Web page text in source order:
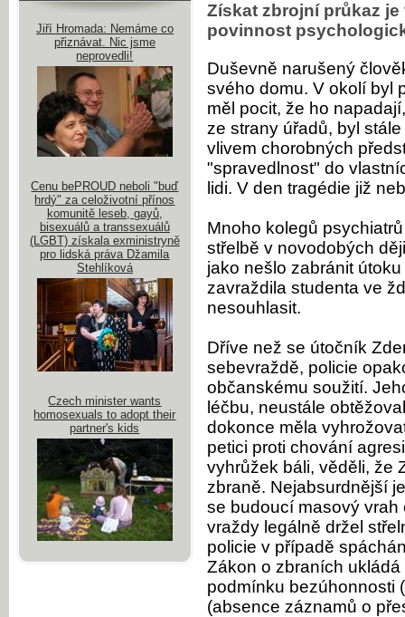
Získat zbrojní průkaz
povinnost
Duševně narušený
svého domu. V okolí byl
měl pocit, že ho
ze strany úřadů, byl
vlivem chorobných
"spravedlnost" do
lidi. V den tragédie již
Mnoho kolegů
střelbě v novodobých
jako nešlo zabránit
zavraždila studenta ve
nesouhlasit.
Dříve než se útočník
sebevraždě, policie
občanskému soužití.
léčbu, neustále
dokonce měla
petici proti chování
vyhrůžek báli, věděli, že
zbraně. Nejabsurdnější
se budoucí masový
vraždy legálně držel
policie v případě
Zákon o zbraních
podmínku bezúhonnosti
(absence záznamů o
Jiří Hromada: Nemáme co
přiznávat. Nic jsme
neprovedli!
Cenu bePROUD neboli "buď
hrdý" za celoživotní přínos
komunitě leseb, gayů,
bisexuálů a transsexuálů
(LGBT) získala exministryně
pro lidská práva Džamila
Stehlíková
Czech minister wants
homosexuals to adopt their
partner's kids